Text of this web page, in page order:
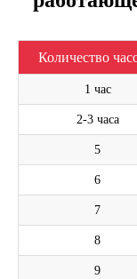
Количество
1 час
2-3 часа
5
6
7
8
9